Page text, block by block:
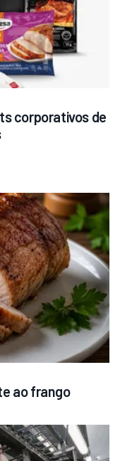
corporativos de
ao frango